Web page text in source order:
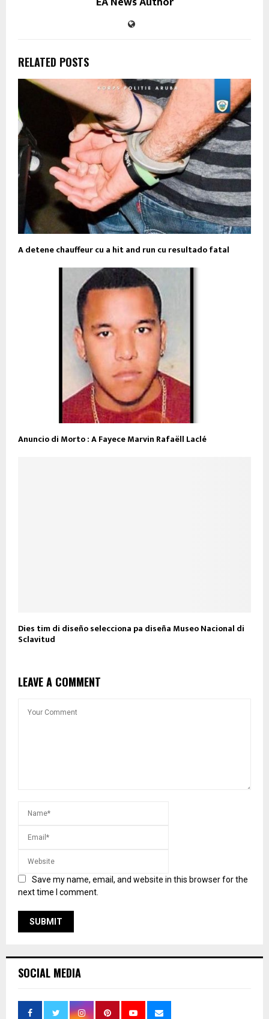
RELATED POSTS
A detene chauffeur cu a hit and run cu resultado fatal
Anuncio di Morto : A Fayece Marvin Rafaëll Laclé
Dies tim di diseño selecciona pa diseña Museo Nacional di
Sclavitud
LEAVE A COMMENT
Save my name, email, and website in this browser for the
next time I comment.
SOCIAL MEDIA